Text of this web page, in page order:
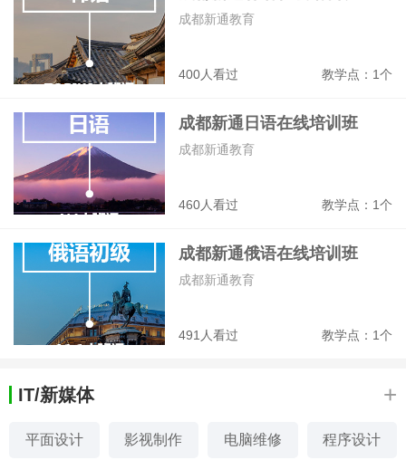
400人看过 教学点：1个
成都新通教育
成都新通日语在线培训班
460人看过 教学点：1个
成都新通教育
成都新通俄语在线培训班
491人看过 教学点：1个
成都新通教育
IT/新媒体 +
平面设计 影视制作 电脑维修 程序设计